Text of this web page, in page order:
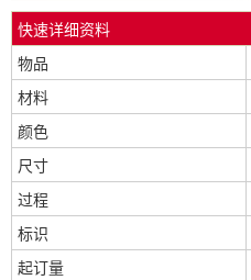
快速详细资料
物品
材料
颜色
尺寸
过程
标识
起订量